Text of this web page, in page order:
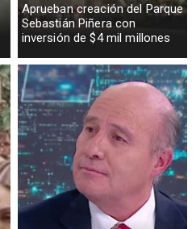
Aprueban creación del Parque
Sebastián Piñera con
inversión de $4 mil millones